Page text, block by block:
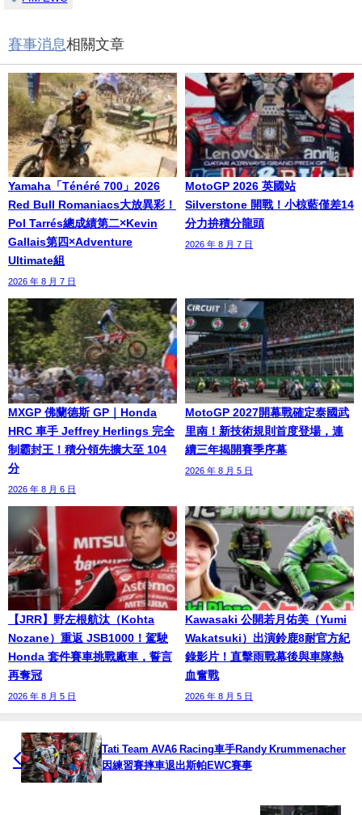
賽事消息相關文章
Yamaha「Ténéré 700」2026
Red Bull Romaniacs大放異彩！
Pol Tarrés總成績第二×Kevin
Gallais第四×Adventure
Ultimate組
2026 年 8 月 7 日
MotoGP 2026 英國站
Silverstone 開戰！小椋藍僅差14
分力拚積分龍頭
2026 年 8 月 7 日
MXGP 佛蘭德斯 GP｜Honda
HRC 車手 Jeffrey Herlings 完全
制霸封王！積分領先擴大至 104
分
2026 年 8 月 6 日
MotoGP 2027開幕戰確定泰國武
里南！新技術規則首度登場，連
續三年揭開賽季序幕
2026 年 8 月 5 日
【JRR】野左根航汰（Kohta
Nozane）重返 JSB1000！駕駛
Honda 套件賽車挑戰廠車，誓言
再奪冠
2026 年 8 月 5 日
Kawasaki 公開若月佑美（Yumi
Wakatsuki）出演鈴鹿8耐官方紀
錄影片！直擊雨戰幕後與車隊熱
血奮戰
2026 年 8 月 5 日
Tati Team AVA6 Racing車手Randy Krummenacher
因練習賽摔車退出斯帕EWC賽事